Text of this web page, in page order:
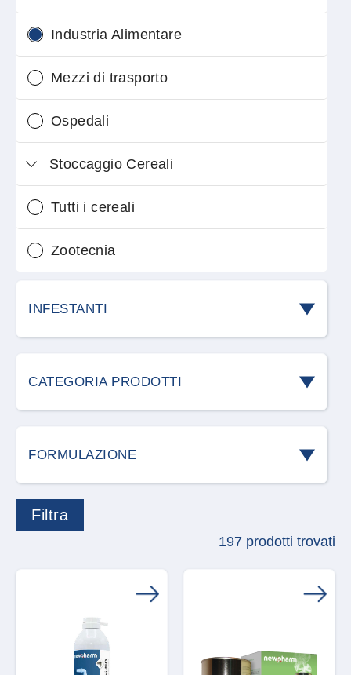
Industria Alimentare
Mezzi di trasporto
Ospedali
Stoccaggio Cereali
Tutti i cereali
Zootecnia
INFESTANTI
Blatte e scarafaggi
Cani
Cimici
Coleottero giapponese
Formiche
CATEGORIA PRODOTTI
Allontanamento volatili
Difesa delle piante
FORMULAZIONE
Acari predatori
Bastoncini
197 prodotti trovati